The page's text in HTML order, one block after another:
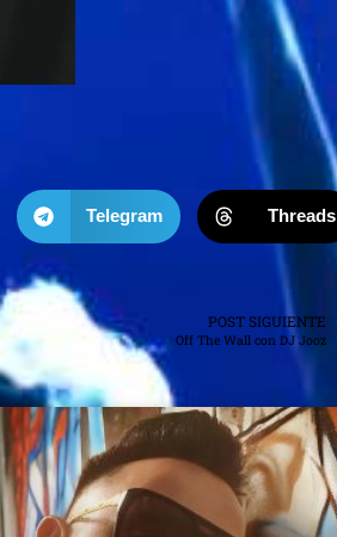
Telegram Threads
POST SIGUIENTE
Off The Wall con DJ Jooz